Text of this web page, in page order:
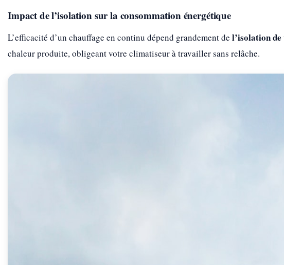
Impact de l’isolation sur la consommation énergétique
L’efficacité d’un chauffage en continu dépend grandement de l’isolation
chaleur produite, obligeant votre climatiseur à travailler sans relâche.